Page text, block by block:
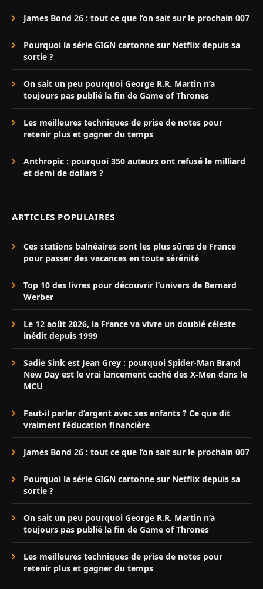
James Bond 26 : tout ce que l’on sait sur le prochain 007
Pourquoi la série GIGN cartonne sur Netflix depuis sa
sortie ?
On sait un peu pourquoi George R.R. Martin n’a
toujours pas publié la fin de Game of Thrones
Les meilleures techniques de prise de notes pour
retenir plus et gagner du temps
Anthropic : pourquoi 350 auteurs ont refusé le milliard
et demi de dollars ?
ARTICLES POPULAIRES
Ces stations balnéaires sont les plus sûres de France
pour passer des vacances en toute sérénité
Top 10 des livres pour découvrir l’univers de Bernard
Werber
Le 12 août 2026, la France va vivre un doublé céleste
inédit depuis 1999
Sadie Sink est Jean Grey : pourquoi Spider-Man Brand
New Day est le vrai lancement caché des X-Men dans le
MCU
Faut-il parler d’argent avec ses enfants ? Ce que dit
vraiment l’éducation financière
James Bond 26 : tout ce que l’on sait sur le prochain 007
Pourquoi la série GIGN cartonne sur Netflix depuis sa
sortie ?
On sait un peu pourquoi George R.R. Martin n’a
toujours pas publié la fin de Game of Thrones
Les meilleures techniques de prise de notes pour
retenir plus et gagner du temps